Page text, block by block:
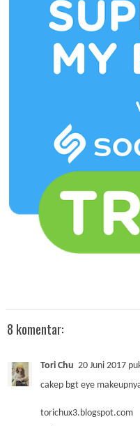
8 komentar:
Tori Chu 20 Juni 2017
cakep bgt eye
torichux3.blogspot.com